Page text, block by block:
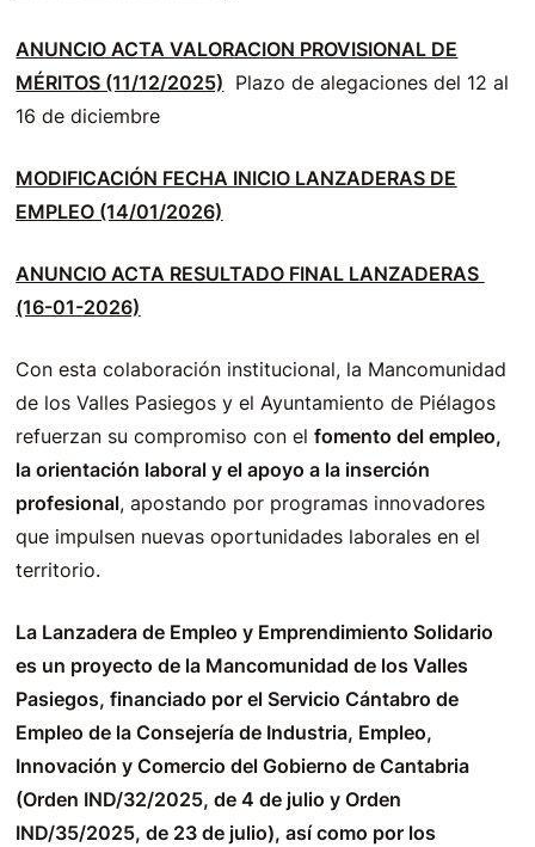
ANUNCIO ACTA VALORACION PROVISIONAL DE
MÉRITOS (11/12/2025) Plazo de alegaciones del 12 al
16 de diciembre
MODIFICACIÓN FECHA INICIO LANZADERAS DE
EMPLEO (14/01/2026)
ANUNCIO ACTA RESULTADO FINAL LANZADERAS
(16-01-2026)
Con esta colaboración institucional, la Mancomunidad
de los Valles Pasiegos y el Ayuntamiento de Piélagos
refuerzan su compromiso con elfomento del empleo,
la orientación laboral y el apoyo a la inserción
profesional, apostando por programas innovadores
que impulsen nuevas oportunidades laborales en el
territorio.
La Lanzadera de Empleo y Emprendimiento Solidario
es un proyecto de la Mancomunidad de los Valles
Pasiegos, financiado por el Servicio Cántabro de
Empleo de la Consejería de Industria, Empleo,
Innovación y Comercio del Gobierno de Cantabria
(Orden IND/32/2025, de 4 de julio y Orden
IND/35/2025, de 23 de julio), así como por los